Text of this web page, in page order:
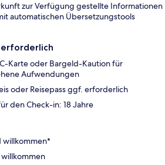
zur Verfügung gestellte Informationen
automatischen Übersetzungstools
erforderlich
Karte oder Bargeld-Kaution für
Aufwendungen
oder Reisepass ggf. erforderlich
den Check-in: 18 Jahre
willkommen*